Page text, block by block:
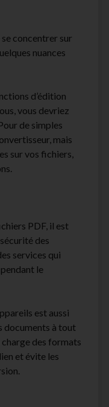
concentrer sur
nuances
d’édition
vous devriez
de simples
mais
sur vos fichiers,
PDF, il est
des
services qui
le
est aussi
documents à tout
des formats
et évite les